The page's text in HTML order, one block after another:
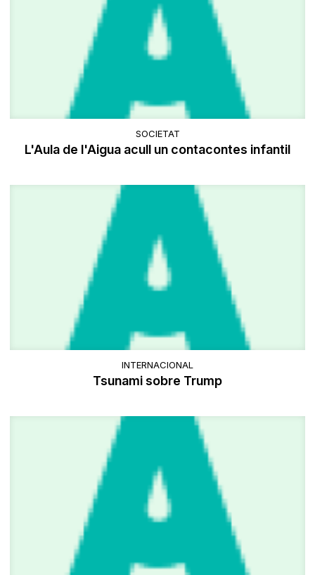
SOCIETAT
L'Aula de l'Aigua acull un contacontes infantil
INTERNACIONAL
Tsunami sobre Trump